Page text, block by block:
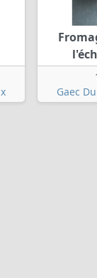
Gaec